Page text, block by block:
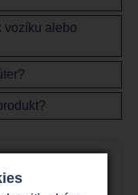
vozíku alebo